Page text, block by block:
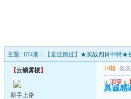
主题 : 074期：【走过路过】★实战四肖中特★
【云锁雾楼】
新手上路
10楼 发
u 回复 u
真诚感